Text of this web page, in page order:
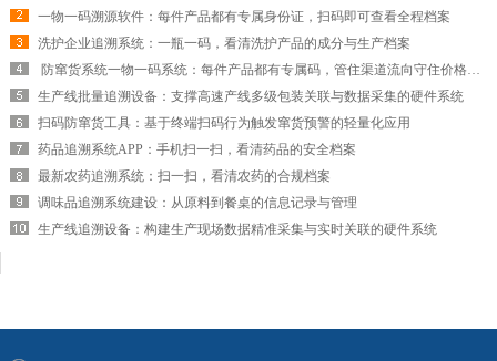
一物一码溯源软件：每件产品都有专属身份证，扫码即可查看全程档案
洗护企业追溯系统：一瓶一码，看清洗护产品的成分与生产档案
​ 防窜货系统一物一码系统：每件产品都有专属码，管住渠道流向守住价格红线
生产线批量追溯设备：支撑高速产线多级包装关联与数据采集的硬件系统
扫码防窜货工具：基于终端扫码行为触发窜货预警的轻量化应用
药品追溯系统APP：手机扫一扫，看清药品的安全档案
最新农药追溯系统：扫一扫，看清农药的合规档案
调味品追溯系统建设：从原料到餐桌的信息记录与管理
生产线追溯设备：构建生产现场数据精准采集与实时关联的硬件系统